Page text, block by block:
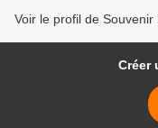
Voir le profil de
Créer